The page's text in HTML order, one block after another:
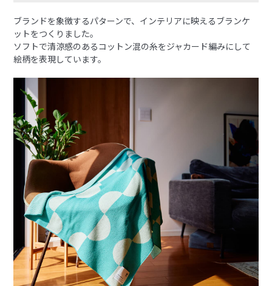
ブランドを象徴するパターンで、インテリアに映えるブランケ
ットをつくりました。
ソフトで清涼感のあるコットン混の糸をジャカード編みにして
絵柄を表現しています。